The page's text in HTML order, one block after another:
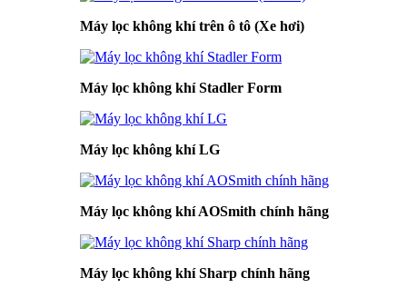
Máy lọc không khí trên ô tô (Xe hơi)
Máy lọc không khí Stadler Form
Máy lọc không khí LG
Máy lọc không khí AOSmith chính hãng
Máy lọc không khí Sharp chính hãng